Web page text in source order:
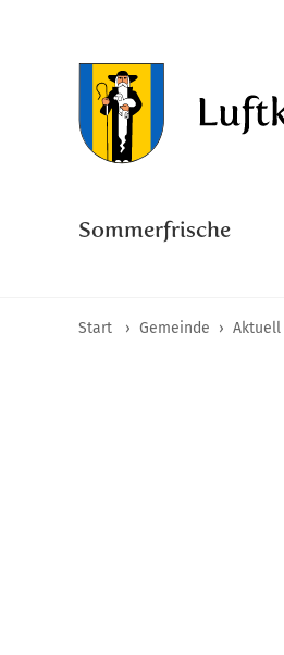
Sommerfrische
Start › Gemeinde › Aktuell